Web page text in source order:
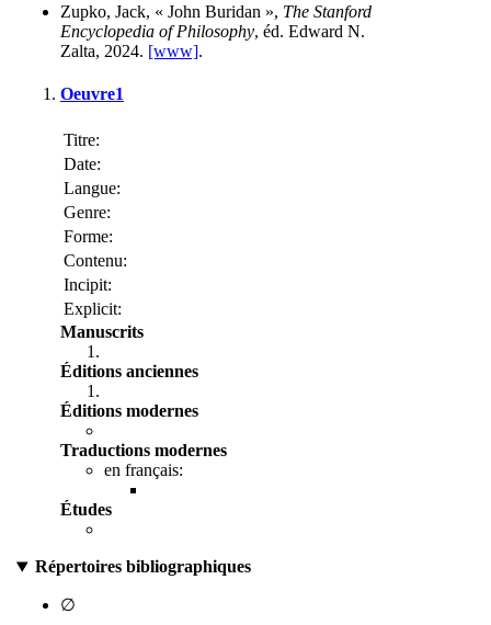
Zupko, Jack, « John Buridan », The Stanford
Encyclopedia of Philosophy, éd. Edward N.
Zalta, 2024. [www].
Oeuvre1
Titre:
Date:
Langue:
Genre:
Forme:
Contenu:
Incipit:
Explicit:
Manuscrits
Éditions anciennes
Éditions modernes
Traductions modernes
en français:
Études
Répertoires bibliographiques
∅